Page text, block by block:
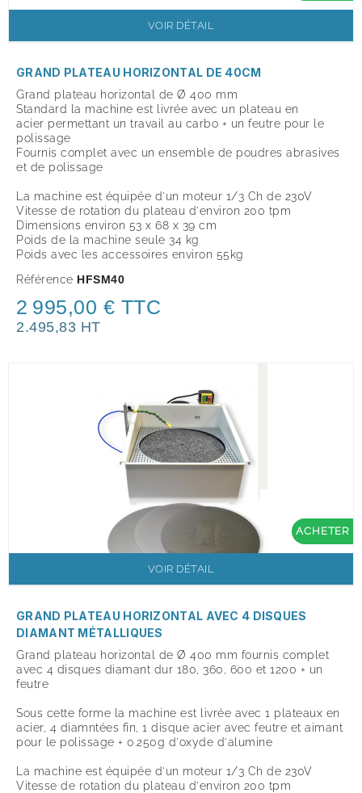
VOIR DÉTAIL
GRAND PLATEAU HORIZONTAL DE 40CM
Grand plateau horizontal de Ø 400 mm
Standard la machine est livrée avec un plateau en
acier permettant un travail au carbo + un feutre pour le
polissage
Fournis complet avec un ensemble de poudres abrasives
et de polissage
La machine est équipée d'un moteur 1/3 Ch de 230V
Vitesse de rotation du plateau d'environ 200 tpm
Dimensions environ 53 x 68 x 39 cm
Poids de la machine seule 34 kg
Poids avec les accessoires environ 55kg
Référence HFSM40
2 995,00 € TTC
2.495,83 HT
ACHETER
VOIR DÉTAIL
GRAND PLATEAU HORIZONTAL AVEC 4 DISQUES
DIAMANT MÉTALLIQUES
Grand plateau horizontal de Ø 400 mm fournis complet
avec 4 disques diamant dur 180, 360, 600 et 1200 + un
feutre
Sous cette forme la machine est livrée avec 1 plateaux en
acier, 4 diamntées fin, 1 disque acier avec feutre et aimant
pour le polissage + 0.250g d'oxyde d'alumine
La machine est équipée d'un moteur 1/3 Ch de 230V
Vitesse de rotation du plateau d'environ 200 tpm